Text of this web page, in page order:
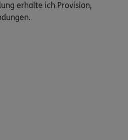
erhalte ich Provision,